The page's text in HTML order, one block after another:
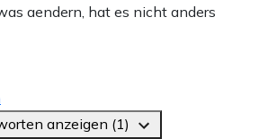
aendern, hat es nicht anders
anzeigen (1)